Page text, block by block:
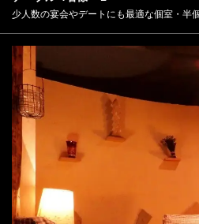
少人数の宴会やデートにも最適な個室・半